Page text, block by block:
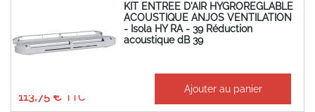
KIT ENTREE D'AIR HYGROREGLABLE
ACOUSTIQUE ANJOS VENTILATION
- Isola HY RA - 39 Réduction
acoustique dB 39
113,75 €
Ajouter au panier